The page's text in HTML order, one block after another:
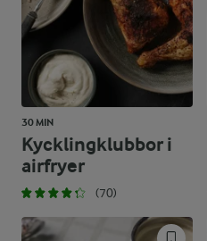
30 MIN
Kycklingklubbor i
airfryer
(70)